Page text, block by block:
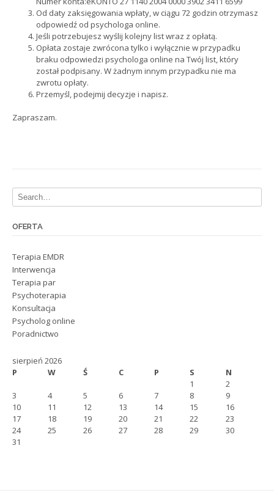
Od daty zaksięgowania wpłaty, w ciągu 72 godzin otrzymasz
odpowiedź od psychologa online.
Jeśli potrzebujesz wyślij kolejny list wraz z opłatą.
Opłata zostaje zwrócona tylko i wyłącznie w przypadku
braku odpowiedzi psychologa online na Twój list, który
został podpisany. W żadnym innym przypadku nie ma
zwrotu opłaty.
Przemyśl, podejmij decyzje i napisz.
Zapraszam.
OFERTA
Terapia EMDR
Interwencja
Terapia par
Psychoterapia
Konsultacja
Psycholog online
Poradnictwo
sierpień 2026
P
W Ś C P S
N
1
2
3
4 5 6 7 8
9
10
11 12 13 14 15
16
17
18 19 20 21 22
23
24
25 26 27 28 29
30
31